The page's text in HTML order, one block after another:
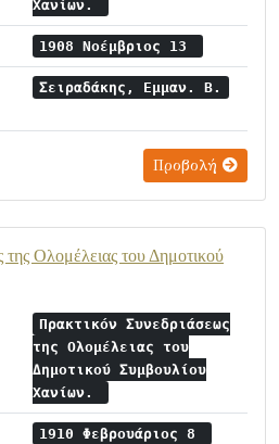
Χανίων.
1908 Νοέμβριος 13
Σειραδάκης, Εμμαν. Β.
Προβολή
Ολομέλειας του Δημοτικού
Πρακτικόν Συνεδριάσεως
της Ολομέλειας του
Δημοτικού Συμβουλίου
Χανίων.
1910 Φεβρουάριος 8